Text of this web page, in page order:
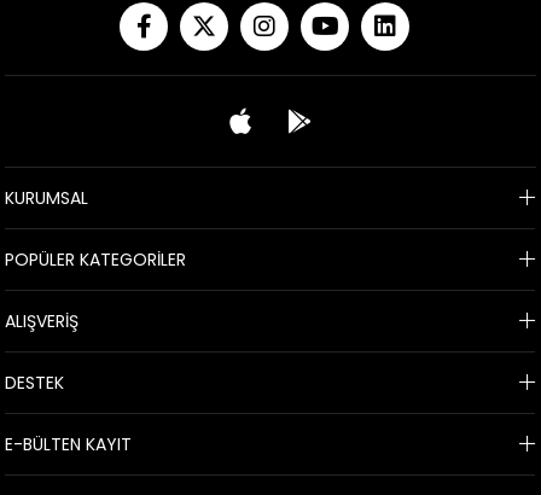
KURUMSAL
POPÜLER KATEGORİLER
ALIŞVERİŞ
DESTEK
E-BÜLTEN KAYIT